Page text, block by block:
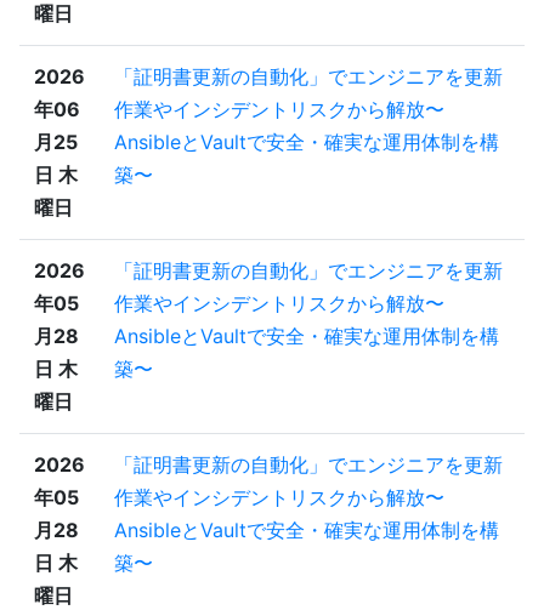
曜日
2026
年06
月25
日 木
曜日
「証明書更新の自動化」でエンジニアを更新
作業やインシデントリスクから解放〜
AnsibleとVaultで安全・確実な運用体制を構
築〜
2026
年05
月28
日 木
曜日
「証明書更新の自動化」でエンジニアを更新
作業やインシデントリスクから解放〜
AnsibleとVaultで安全・確実な運用体制を構
築〜
2026
年05
月28
日 木
曜日
「証明書更新の自動化」でエンジニアを更新
作業やインシデントリスクから解放〜
AnsibleとVaultで安全・確実な運用体制を構
築〜